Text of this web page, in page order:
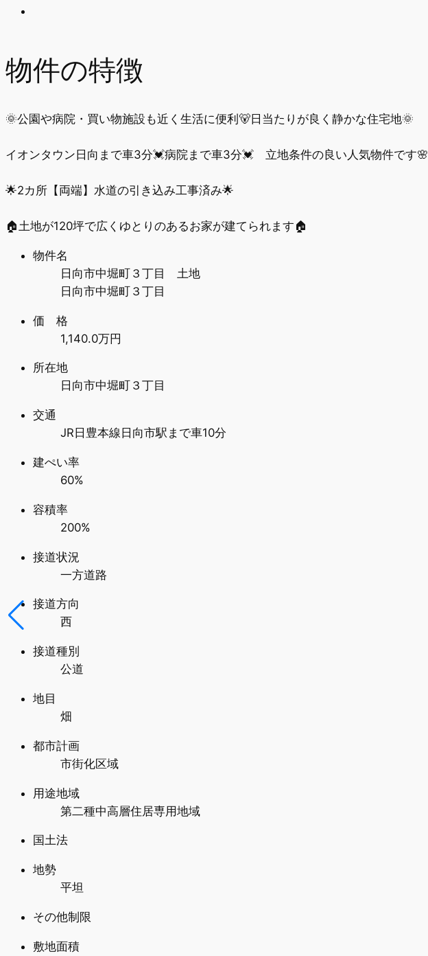
物件の特徴
🌞公園や病院・買い物施設も近く生活に便利🐻日当たりが良く静かな住宅地🌞
イオンタウン日向まで車3分💓病院まで車3分💓 立地条件の良い人気物件です🌸
🌟2カ所【両端】水道の引き込み工事済み🌟
🏠土地が120坪で広くゆとりのあるお家が建てられます🏠
物件名
日向市中堀町３丁目 土地
日向市中堀町３丁目
価 格
1,140.0万円
所在地
日向市中堀町３丁目
交通
JR日豊本線日向市駅まで車10分
建ぺい率
60%
容積率
200%
接道状況
一方道路
接道方向
西
接道種別
公道
地目
畑
都市計画
市街化区域
用途地域
第二種中高層住居専用地域
国土法
地勢
平坦
その他制限
敷地面積